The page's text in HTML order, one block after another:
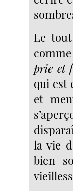
Le
prie et
qui est
et
la vie
bien